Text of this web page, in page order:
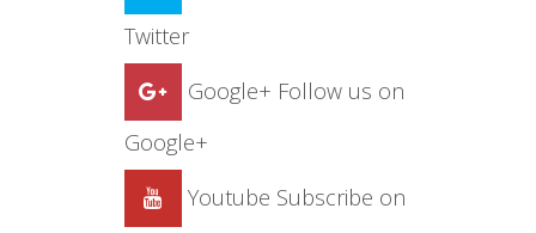
Twitter
Google+ Follow us on
Google+
Youtube Subscribe on